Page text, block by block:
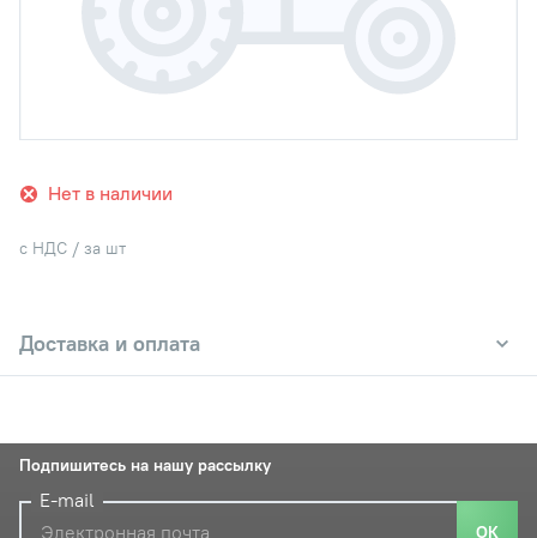
Нет в наличии
с НДС / за шт
Доставка и оплата
Подпишитесь на нашу рассылку
E-mail
ОК